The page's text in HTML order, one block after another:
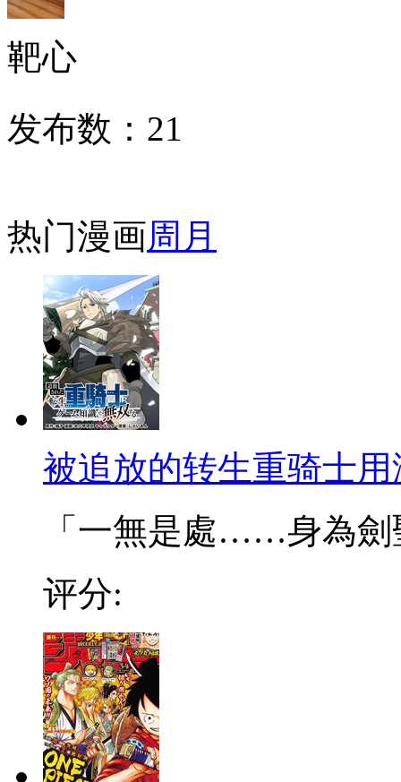
靶心
发布数： 21
热门漫画周 月
被追放的转生重骑士
「一無是處……身為劍
评分: